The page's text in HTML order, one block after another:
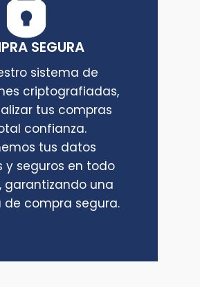
SEGURA
sistema de
criptografiadas,
tus compras
confianza.
tus datos
y seguros en todo
garantizando una
de compra segura.